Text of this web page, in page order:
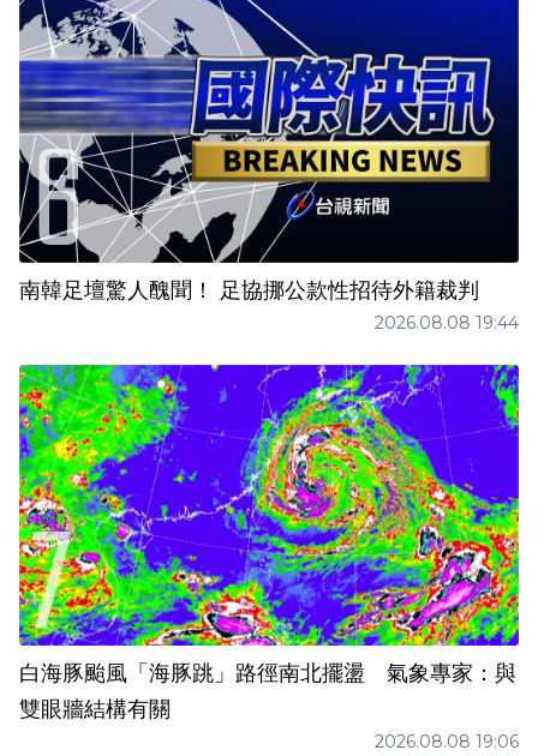
南韓足壇驚人醜聞！ 足協挪公款性招待外籍裁判
2026.08.08 19:44
白海豚颱風「海豚跳」路徑南北擺盪 氣象專家：與
雙眼牆結構有關
2026.08.08 19:06